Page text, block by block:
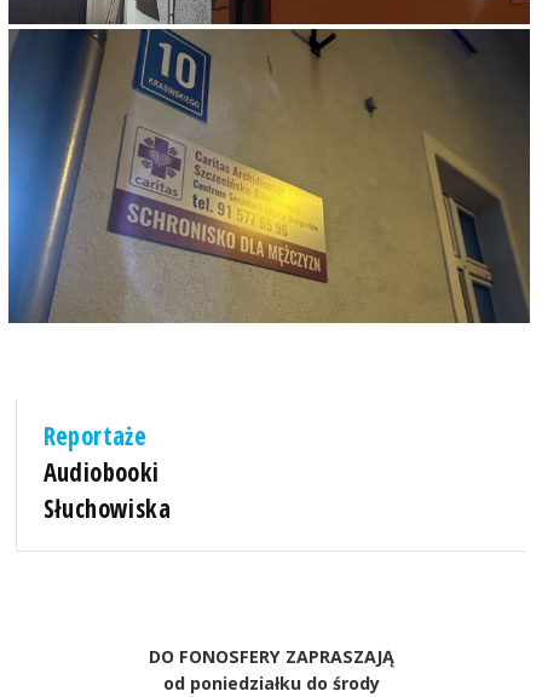
Reportaże
Audiobooki
Słuchowiska
DO FONOSFERY ZAPRASZAJĄ
od poniedziałku do środy